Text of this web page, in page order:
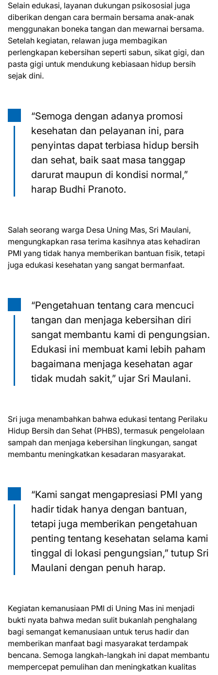
Selain edukasi, layanan dukungan psikososial juga
diberikan dengan cara bermain bersama anak-anak
menggunakan boneka tangan dan mewarnai bersama.
Setelah kegiatan, relawan juga membagikan
perlengkapan kebersihan seperti sabun, sikat gigi, dan
pasta gigi untuk mendukung kebiasaan hidup bersih
sejak dini.
“Semoga dengan adanya promosi
kesehatan dan pelayanan ini, para
penyintas dapat terbiasa hidup bersih
dan sehat, baik saat masa tanggap
darurat maupun di kondisi normal,”
harap Budhi Pranoto.
Salah seorang warga Desa Uning Mas, Sri Maulani,
mengungkapkan rasa terima kasihnya atas kehadiran
PMI yang tidak hanya memberikan bantuan fisik, tetapi
juga edukasi kesehatan yang sangat bermanfaat.
“Pengetahuan tentang cara mencuci
tangan dan menjaga kebersihan diri
sangat membantu kami di pengungsian.
Edukasi ini membuat kami lebih paham
bagaimana menjaga kesehatan agar
tidak mudah sakit,” ujar Sri Maulani.
Sri juga menambahkan bahwa edukasi tentang Perilaku
Hidup Bersih dan Sehat (PHBS), termasuk pengelolaan
sampah dan menjaga kebersihan lingkungan, sangat
membantu meningkatkan kesadaran masyarakat.
“Kami sangat mengapresiasi PMI yang
hadir tidak hanya dengan bantuan,
tetapi juga memberikan pengetahuan
penting tentang kesehatan selama kami
tinggal di lokasi pengungsian,” tutup Sri
Maulani dengan penuh harap.
Kegiatan kemanusiaan PMI di Uning Mas ini menjadi
bukti nyata bahwa medan sulit bukanlah penghalang
bagi semangat kemanusiaan untuk terus hadir dan
memberikan manfaat bagi masyarakat terdampak
bencana. Semoga langkah-langkah ini dapat membantu
mempercepat pemulihan dan meningkatkan kualitas